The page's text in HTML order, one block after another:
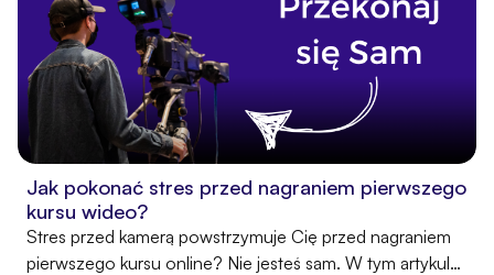
Jak pokonać stres przed nagraniem pierwszego
kursu wideo?
Stres przed kamerą powstrzymuje Cię przed nagraniem
pierwszego kursu online? Nie jesteś sam. W tym artykule